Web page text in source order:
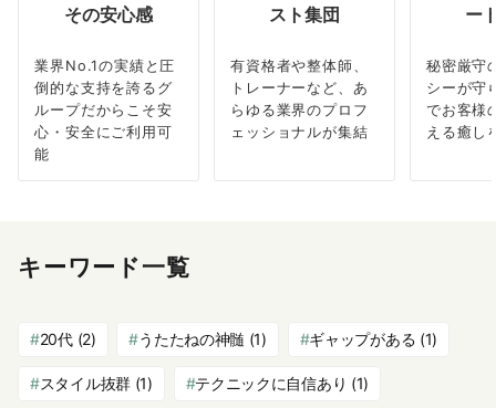
その安心感
業界No.1の実績と圧
倒的な支持を誇るグ
ループだからこそ安
心・安全にご利用可
能
スト集団
有資格者や整体師、
トレーナーなど、あ
らゆる業界のプロフ
ェッショナルが集結
ー
秘密厳守
シーが守
でお客様
える癒し
キーワード一覧
20代(2) うたたねの神髄 (1) ギャップがある (1)
スタイル抜群(1) テクニックに自信あり (1)